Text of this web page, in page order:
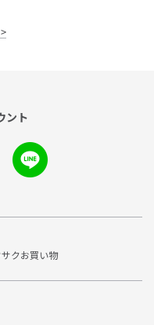
ント
クお買い物